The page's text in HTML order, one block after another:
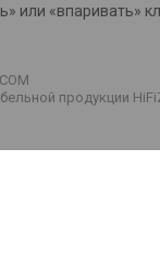
или «впаривать»
продукции